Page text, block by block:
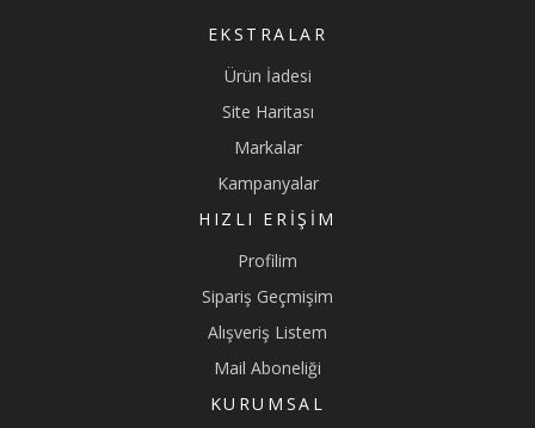
EKSTRALAR
Ürün İadesi
Site Haritası
Markalar
Kampanyalar
HIZLI ERIŞIM
Profilim
Sipariş Geçmişim
Alışveriş Listem
Mail Aboneliği
KURUMSAL